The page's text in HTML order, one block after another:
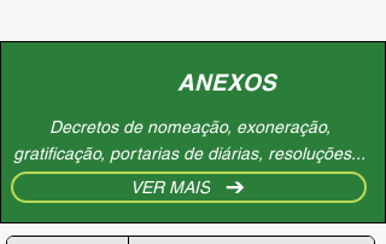
ANEXOS
Decretos de nomeação, exoneração,
gratificação, portarias de diárias, resoluções...
VER MAIS